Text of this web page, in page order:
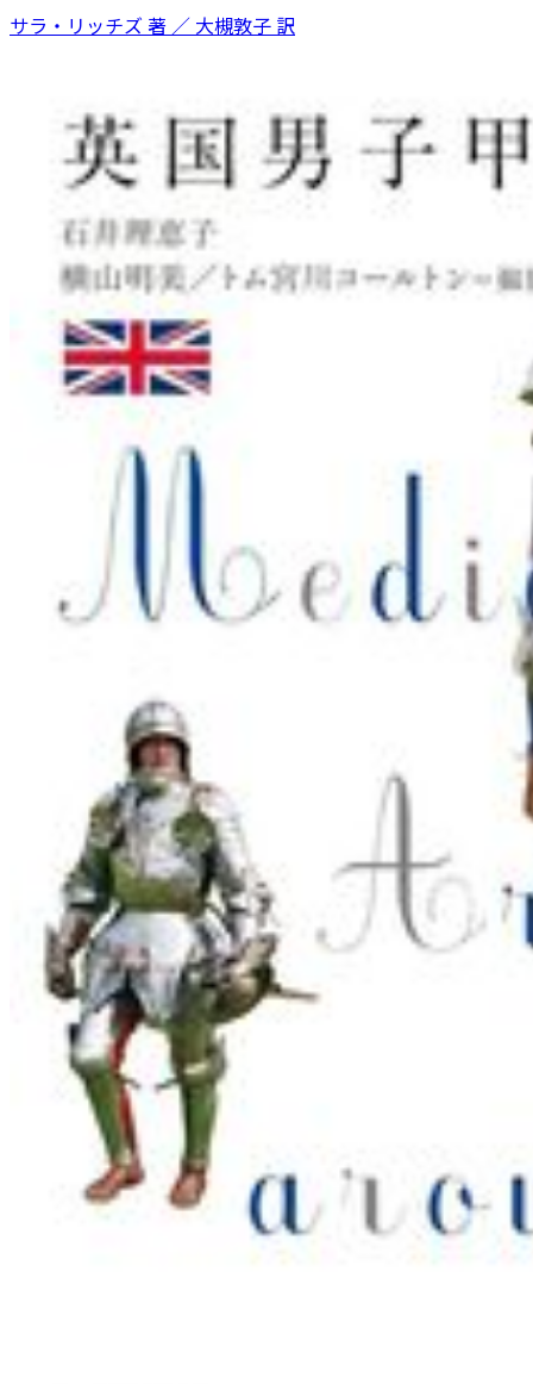
サラ・リッチズ 著 ／ 大槻敦子 訳